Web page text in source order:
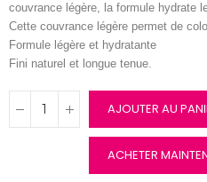
couvrance légère, la formule hydrate
Cette couvrance légère permet de
Formule légère et hydratante
Fini naturel et longue tenue.
AJOUTER AU
ACHETER